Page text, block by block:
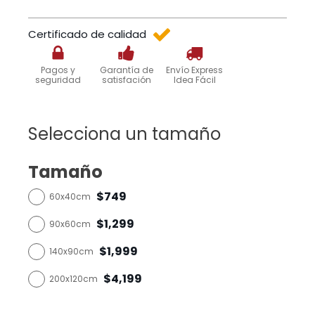
Certificado de calidad
Pagos y
seguridad
Garantía de
satisfación
Envío Express
Idea Fácil
Selecciona un tamaño
Tamaño
60x40cm $749
90x60cm $1,299
140x90cm $1,999
200x120cm $4,199